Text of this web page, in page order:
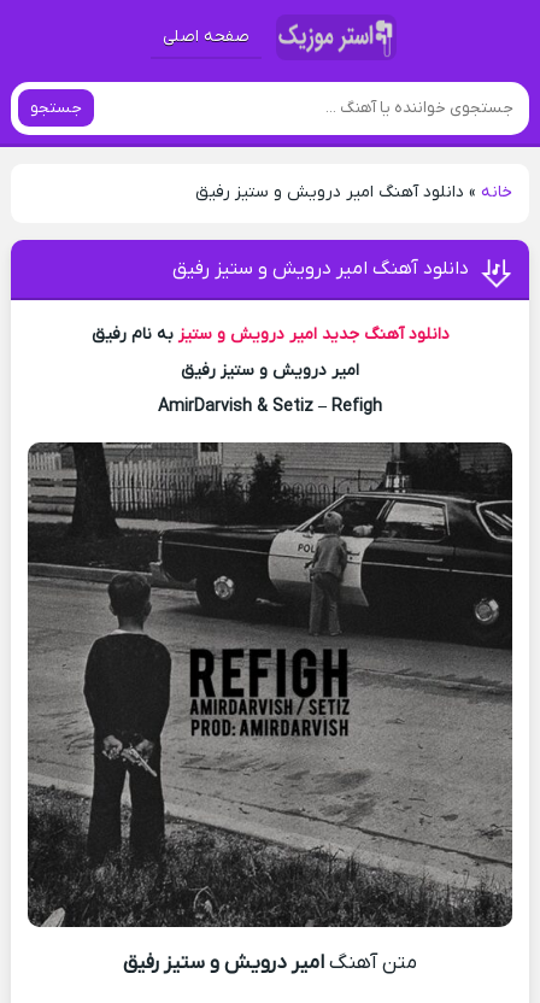
صفحه اصلی
جستجو
خانه» دانلود آهنگ امیر درویش و ستیز رفیق
دانلود آهنگ امیر درویش و ستیز رفیق
دانلود آهنگ جدید امیر درویش و ستیز به نام رفیق
امیر درویش و ستیز رفیق
AmirDarvish & Setiz – Refigh
متن آهنگامیر درویش و ستیز رفیق